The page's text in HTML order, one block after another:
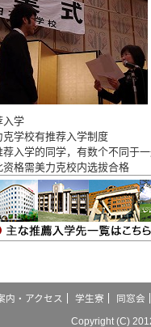
入学
克学校有推荐入学制度
荐入学的同学，有数个不同于
资格需美力克校内选拔合格
内・アクセス 学生寮 同窓会
Copyright (C)